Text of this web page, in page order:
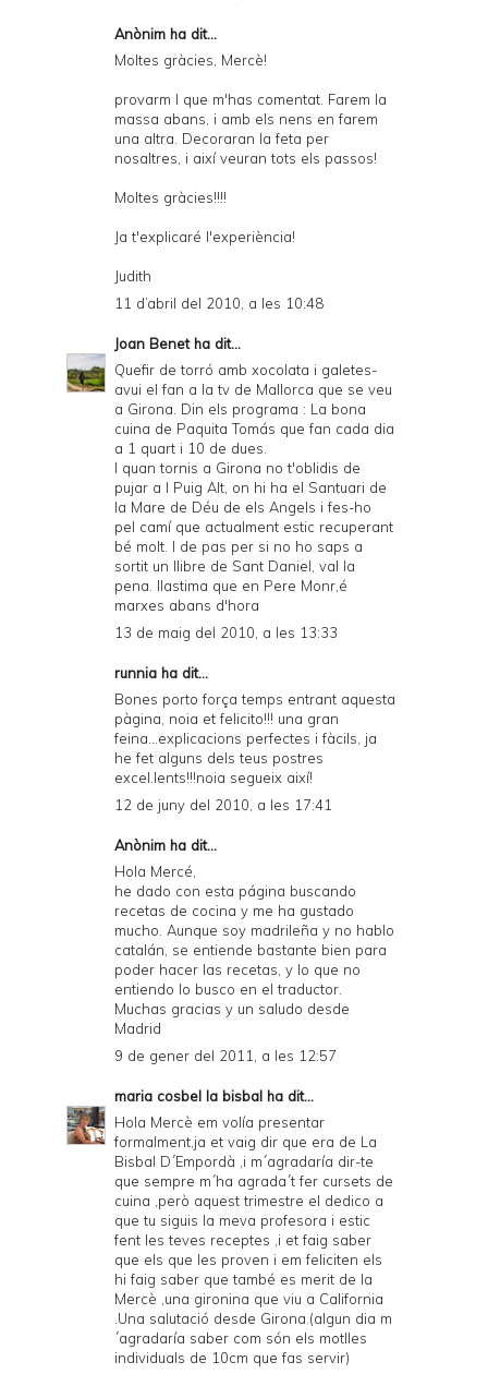
Anònim ha dit...
Moltes gràcies, Mercè!
provarm l que m'has comentat. Farem la
massa abans, i amb els nens en farem
una altra. Decoraran la feta per
nosaltres, i així veuran tots els passos!
Moltes gràcies!!!!
Ja t'explicaré l'experiència!
Judith
11 d’abril del 2010, a les 10:48
Joan Benetha dit...
Quefir de torró amb xocolata i galetes-
avui el fan a la tv de Mallorca que se veu
a Girona. Din els programa : La bona
cuina de Paquita Tomás que fan cada dia
a 1 quart i 10 de dues.
I quan tornis a Girona no t'oblidis de
pujar a l Puig Alt, on hi ha el Santuari de
la Mare de Déu de els Angels i fes-ho
pel camí que actualment estic recuperant
bé molt. I de pas per si no ho saps a
sortit un llibre de Sant Daniel, val la
pena. llastima que en Pere Monr,é
marxes abans d'hora
13 de maig del 2010, a les 13:33
runnia ha dit...
Bones porto força temps entrant aquesta
pàgina, noia et felicito!!! una gran
feina...explicacions perfectes i fàcils, ja
he fet alguns dels teus postres
excel.lents!!!noia segueix així!
12 de juny del 2010, a les 17:41
Anònim ha dit...
Hola Mercé,
he dado con esta página buscando
recetas de cocina y me ha gustado
mucho. Aunque soy madrileña y no hablo
catalán, se entiende bastante bien para
poder hacer las recetas, y lo que no
entiendo lo busco en el traductor.
Muchas gracias y un saludo desde
Madrid
9 de gener del 2011, a les 12:57
maria cosbel la bisbal ha dit...
Hola Mercè em volía presentar
formalment,ja et vaig dir que era de La
Bisbal D´Empordà ,i m´agradaría dir-te
que sempre m´ha agrada´t fer cursets de
cuina ,però aquest trimestre el dedico a
que tu siguis la meva profesora i estic
fent les teves receptes ,i et faig saber
que els que les proven i em feliciten els
hi faig saber que també es merit de la
Mercè ,una gironina que viu a California
.Una salutació desde Girona.(algun dia m
´agradaría saber com són els motlles
individuals de 10cm que fas servir)